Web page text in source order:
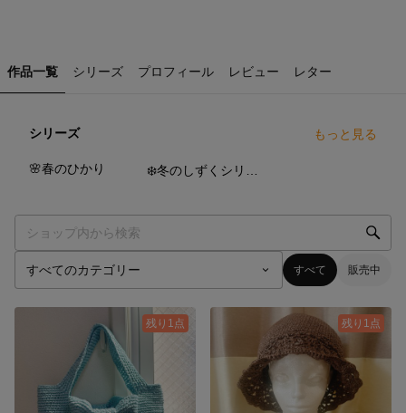
作品一覧 シリーズ プロフィール レビュー レター
シリーズ もっと見る
🌸春のひかり
すべて 販売中
残り1点 残り1点